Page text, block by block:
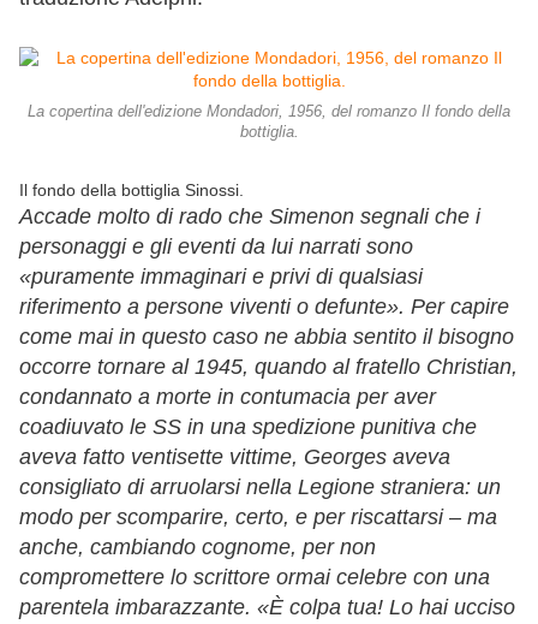
La copertina dell'edizione Mondadori, 1956, del romanzo Il fondo della
bottiglia.
Il fondo della bottiglia Sinossi.
Accade molto di rado che Simenon segnali che i
personaggi e gli eventi da lui narrati sono
«puramente immaginari e privi di qualsiasi
riferimento a persone viventi o defunte». Per capire
come mai in questo caso ne abbia sentito il bisogno
occorre tornare al 1945, quando al fratello Christian,
condannato a morte in contumacia per aver
coadiuvato le SS in una spedizione punitiva che
aveva fatto ventisette vittime, Georges aveva
consigliato di arruolarsi nella Legione straniera: un
modo per scomparire, certo, e per riscattarsi – ma
anche, cambiando cognome, per non
compromettere lo scrittore ormai celebre con una
parentela imbarazzante. «È colpa tua! Lo hai ucciso